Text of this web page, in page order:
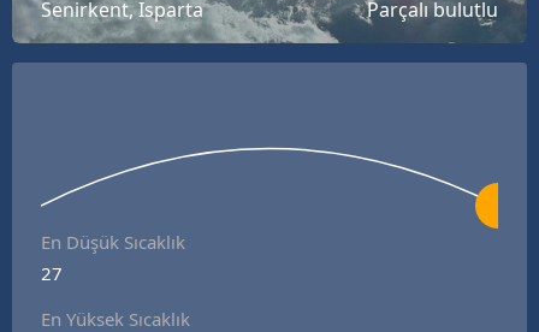
Senirkent, Isparta Parçalı bulutlu
En Düşük Sıcaklık
27
En Yüksek Sıcaklık